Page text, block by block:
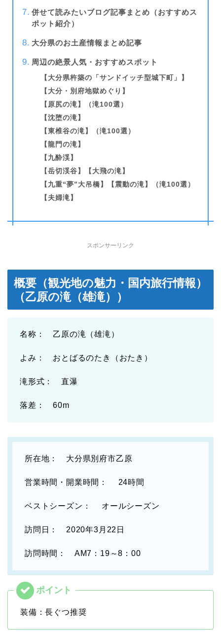
併せて読みたいブログ記事まとめ（おすすめス
ポット紹介）
大分県のお土産情報まとめ記事
周辺の絶景人気・おすすめスポット
【大分県杵築の「サンドイッチ型城下町」】
【大分・別府地獄めぐり】
【原尻の滝】（滝100選）
【沈堕の滝】
【東椎谷の滝】（滝100選）
【龍門の滝】
【九酔渓】
【岳切渓谷】【大飛の滝】
【九重“夢”大吊橋】【震動の滝】（滝100選）
【夫婦滝】
スポンサーリンク
概要（観光地の魅力・国内旅行情報）
（乙原の滝（雄滝））
名称： 乙原の滝（雄滝）
よみ： おとばるのたき（おたき）
滝形式： 直瀑
落差： 60m
所在地： 大分県別府市乙原
営業時間・開業時間： 24時間
ベストシーズン： オールシーズン
訪問日： 2020年3月22日
訪問時間： AM7：19～8：00
装備：長ぐつ推奨